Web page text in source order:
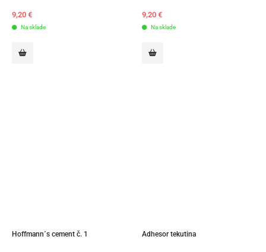
9,20 €
Na sklade
9,20 €
Na sklade
Hoffmann´s cement č. 1 Adhesor tekutina